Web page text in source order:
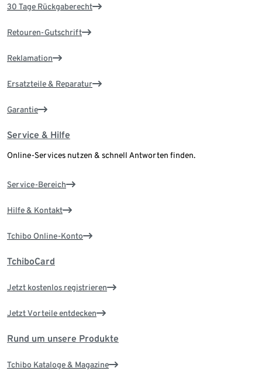
30 Tage Rückgaberecht
Retouren-Gutschrift
Reklamation
Ersatzteile & Reparatur
Garantie
Service & Hilfe
Online-Services nutzen & schnell Antworten finden.
Service-Bereich
Hilfe & Kontakt
Tchibo Online-Konto
TchiboCard
Jetzt kostenlos registrieren
Jetzt Vorteile entdecken
Rund um unsere Produkte
Tchibo Kataloge & Magazine